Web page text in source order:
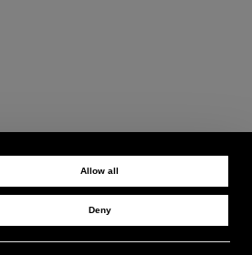
Allow all
Deny